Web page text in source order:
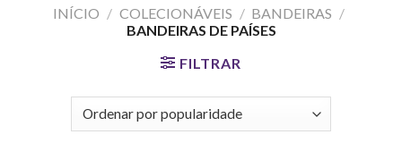
INÍCIO / COLECIONÁVEIS / BANDEIRAS /
BANDEIRAS DE PAÍSES
FILTRAR